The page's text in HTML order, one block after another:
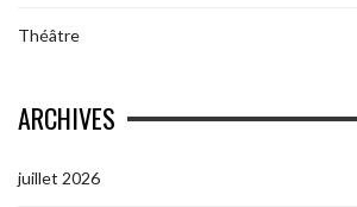
Théâtre
ARCHIVES
juillet 2026